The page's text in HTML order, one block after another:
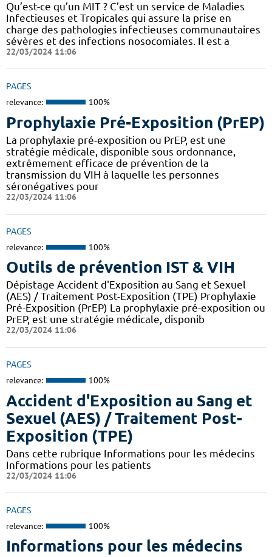
Qu’est-ce qu’un MIT ? C’est un service de Maladies
Infectieuses et Tropicales qui assure la prise en
charge des pathologies infectieuses communautaires
sévères et des infections nosocomiales. Il est a
22/03/2024 11:06
PAGES
relevance: 100%
Prophylaxie Pré-Exposition (PrEP)
La prophylaxie pré-exposition ou PrEP, est une
stratégie médicale, disponible sous ordonnance,
extrêmement efficace de prévention de la
transmission du VIH à laquelle les personnes
séronégatives pour
22/03/2024 11:06
PAGES
relevance: 100%
Outils de prévention IST & VIH
Dépistage Accident d'Exposition au Sang et Sexuel
(AES) / Traitement Post-Exposition (TPE) Prophylaxie
Pré-Exposition (PrEP) La prophylaxie pré-exposition ou
PrEP, est une stratégie médicale, disponib
22/03/2024 11:06
PAGES
relevance: 100%
Accident d'Exposition au Sang et
Sexuel (AES) / Traitement Post-
Exposition (TPE)
Dans cette rubrique Informations pour les médecins
Informations pour les patients
22/03/2024 11:06
PAGES
relevance: 100%
Informations pour les médecins